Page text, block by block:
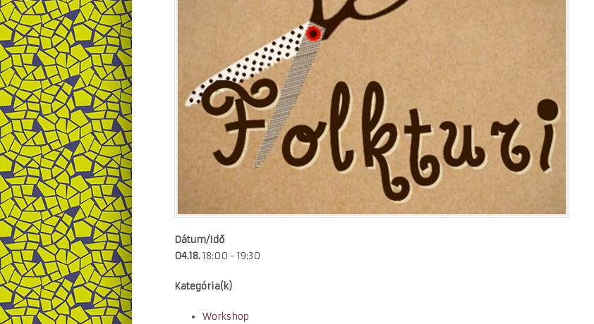
Dátum/Idő
04.18.18:00 - 19:30
Kategória(k)
Workshop